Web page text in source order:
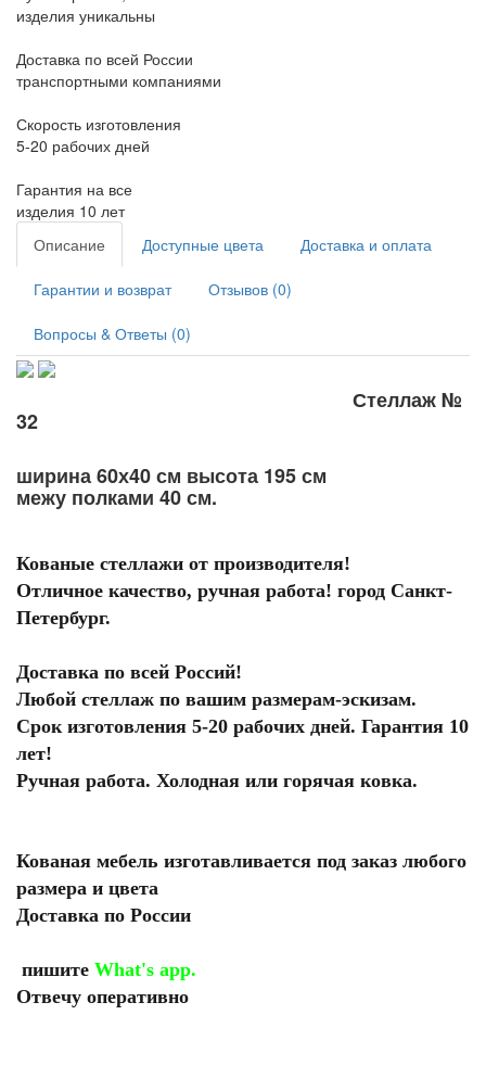
изделия уникальны
Доставка по всей России
транспортными компаниями
Скорость изготовления
5-20 рабочих дней
Гарантия на все
изделия 10 лет
Описание
Доступные цвета Доставка и оплата
Гарантии и возврат Отзывов (0)
Вопросы & Ответы (0)
Стеллаж №
32
ширина 60х40 см высота 195 см
межу полками 40 см.
Кованые стеллажи от производителя!
Отличное качество, ручная работа! город Санкт-
Петербург.
Доставка по всей Россий!
Любой стеллаж по вашим размерам-эскизам.
Срок изготовления 5-20 рабочих дней. Гарантия 10
лет!
Ручная работа. Холодная или горячая ковка.
Кованая мебель изготавливается под заказ любого
размера и цвета
Доставка по России
пишите What's app.
Отвечу оперативно